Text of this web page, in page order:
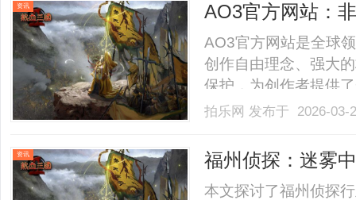
资讯
AO3官方网站：
社群精神
AO3官方网站是全球
创作自由理念、强大
保护，为创作者提供
拍乐网 发布于 2026-
资讯 福州侦探：迷雾
本文探讨了福州侦探